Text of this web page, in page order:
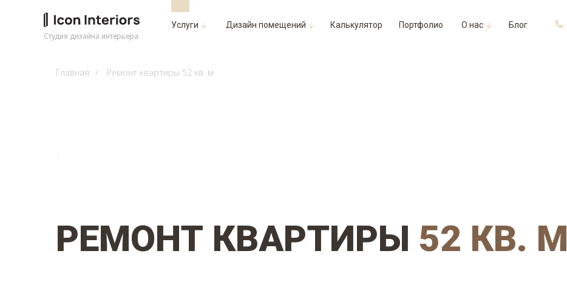
Студия дизайна интерьера
Блог
О нас
Портфолио
Дизайн помещений Калькулятор
Услуги
Главная / Ремонт квартиры 52 кв. м
↓
РЕМОНТ КВАРТИРЫ 52 КВ. М